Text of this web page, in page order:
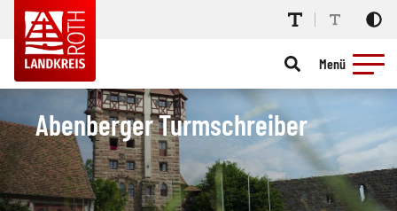
Menü
Abenberger Turmschreiber